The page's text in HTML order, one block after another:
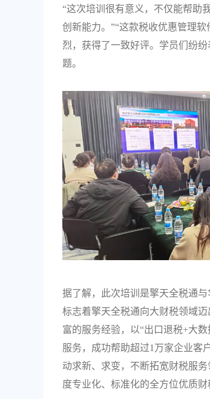
“这次培训很有意义，不仅能帮助
创新能力。”“这款税收优惠管理
烈，获得了一致好评。学员们纷
题。
据了解，此次培训是擎天全税通
标志着擎天全税通向大财税领域
富的服务经验，以“出口退税+大
服务，成功帮助超过1万家企业客
动求新、求变，不断拓宽财税服
度专业化、标准化的全方位优质财